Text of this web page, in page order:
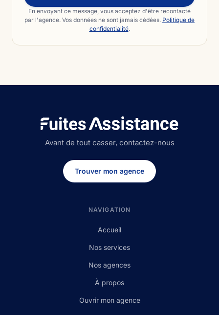
En envoyant ce message, vous acceptez d'être recontacté
par l'agence. Vos données ne sont jamais cédées. Politique de
confidentialité.
Avant de tout casser, contactez-nous
Trouver mon agence
NAVIGATION
Accueil
Nos services
Nos agences
À propos
Ouvrir mon agence